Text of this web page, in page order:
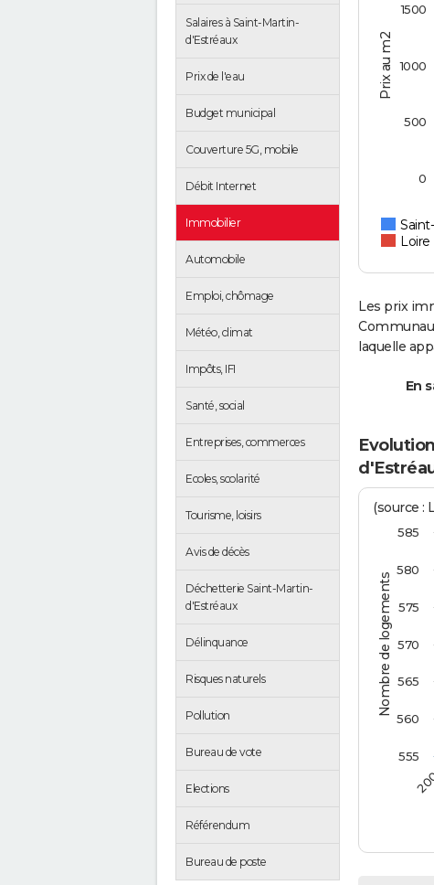
Salaires à Saint-Martin-
d'Estréaux
Prix de l'eau
Budget municipal
Couverture 5G, mobile
Débit Internet
Immobilier
Automobile
Emploi, chômage
Météo, climat
Impôts, IFI
Santé, social
Entreprises, commerces
Ecoles, scolarité
Tourisme, loisirs
Avis de décès
Déchetterie Saint-Martin-
d'Estréaux
Délinquance
Risques naturels
Pollution
Bureau de vote
Elections
Référendum
Bureau de poste
Prix au m2
Loire
0
500
1000
1500
Les prix
laquelle
En
Nombre de logements
(source :
555
560
565
570
575
580
585